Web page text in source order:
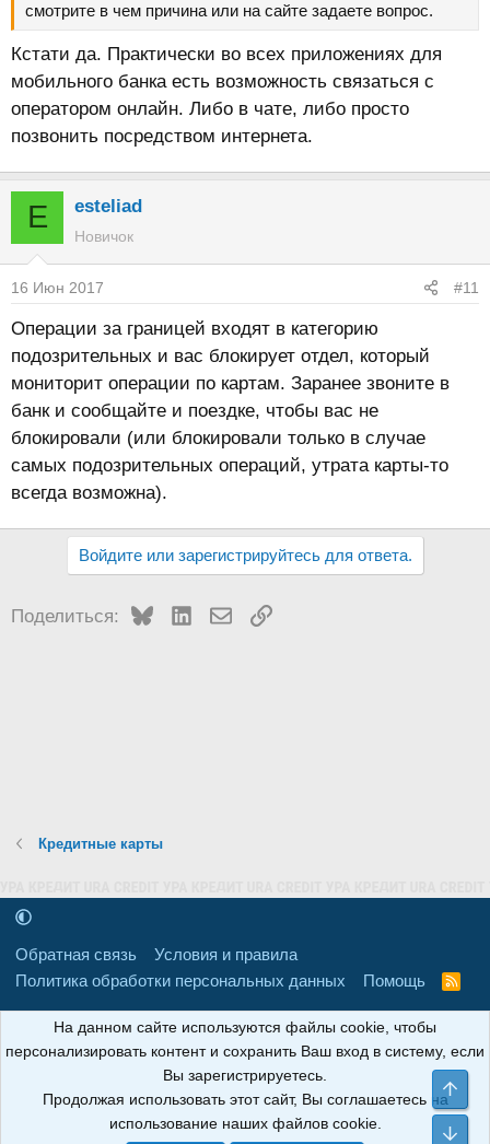
смотрите в чем причина или на сайте задаете вопрос.
Кстати да. Практически во всех приложениях для
мобильного банка есть возможность связаться с
оператором онлайн. Либо в чате, либо просто
позвонить посредством интернета.
E esteliad
Новичок
16 Июн 2017 #11
Операции за границей входят в категорию
подозрительных и вас блокирует отдел, который
мониторит операции по картам. Заранее звоните в
банк и сообщайте и поездке, чтобы вас не
блокировали (или блокировали только в случае
самых подозрительных операций, утрата карты-то
всегда возможна).
Войдите или зарегистрируйтесь для ответа.
Поделиться: BlueskyLinkedInЭлектронная почта
Ссылка
Кредитные карты
Обратная связь
Условия и правила
Политика обработки персональных данных
Помощь
R
Свидетельство о регистрации товарного знака № 665857 от
06.08.2018 г. Сайт не является СМИ. Сделано вРунетЛаб – Сайты и
АНОИНФО; ОГРН: 1247700801700; ИНН/КПП:
9709119500/320001001; Юридический адрес: 241030, Брянская
На данном сайте используются файлы cookie, чтобы
персонализировать контент и сохранить Ваш вход в систему, если
Вы зарегистрируетесь.
Продолжая использовать этот сайт, Вы соглашаетесь на
использование наших файлов cookie.